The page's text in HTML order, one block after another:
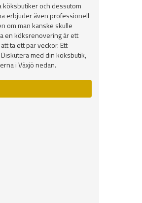
köksbutiker och dessutom
erbjuder även professionell
om man kanske skulle
en köksrenovering är ett
ta ett par veckor. Ett
med din köksbutik,
i Växjö nedan.